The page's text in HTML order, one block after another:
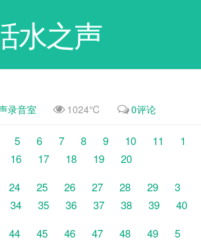
水之声
录音室 1024℃ 0评论
5 6 7 8 9 10 11
1
16 17 18 19
20
24 25 26 27 28 29
3
34 35 36 37 38 39
40
44 45 46 47 48 49
5